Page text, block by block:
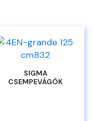
SIGMA
CSEMPEVÁGÓK